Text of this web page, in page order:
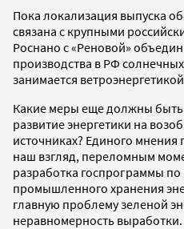
Пока локализация выпуска
связана с крупными
Роснано с «Реновой»
производства в РФ
занимается
Какие меры еще должны
развитие энергетики на
источниках? Единого мнения
наш взгляд, переломным
разработка госпрограммы
промышленного хранения
главную проблему зеленой
неравномерность выработки.